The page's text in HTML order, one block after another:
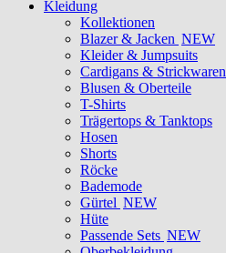
Kleidung
Kollektionen
Blazer & Jacken NEW
Kleider & Jumpsuits
Cardigans & Strickwaren
Blusen & Oberteile
T-Shirts
Trägertops & Tanktops
Hosen
Shorts
Röcke
Bademode
Gürtel NEW
Hüte
Passende Sets NEW